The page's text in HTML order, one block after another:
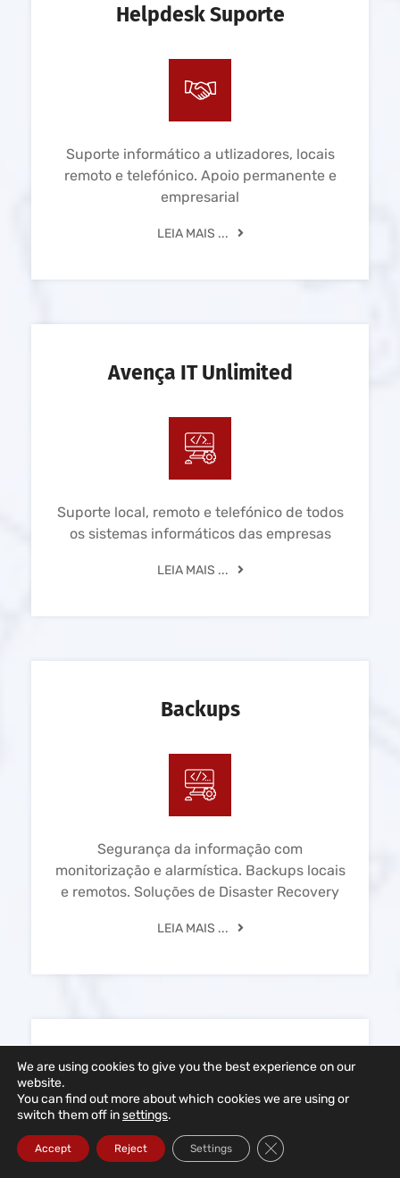
Helpdesk Suporte
Suporte informático a utlizadores, locais
remoto e telefónico. Apoio permanente e
empresarial
LEIA MAIS ...
Avença IT Unlimited
Suporte local, remoto e telefónico de todos
os sistemas informáticos das empresas
LEIA MAIS ...
Backups
Segurança da informação com
monitorização e alarmística. Backups locais
e remotos. Soluções de Disaster Recovery
LEIA MAIS ...
Redes Informáticas
We are using cookies to give you the best experience on our
website.
You can find out more about which cookies we are using or
switch them off insettings.
Accept Reject Settings Close GDPR Cookie